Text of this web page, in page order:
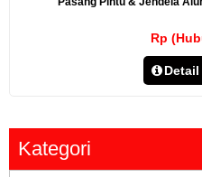
Rp
Detail
Kategori